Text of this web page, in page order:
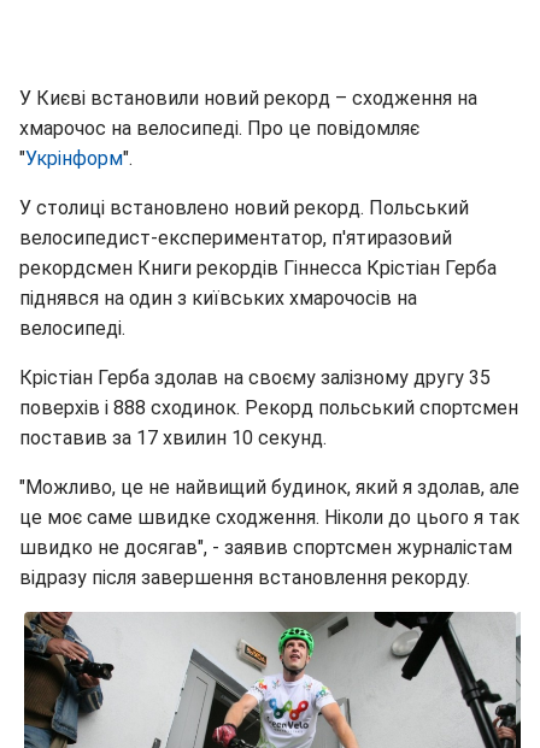
У Києві встановили новий рекорд – сходження на
хмарочос на велосипеді. Про це повідомляє
"Укрінформ".
У столиці встановлено новий рекорд. Польський
велосипедист-експериментатор, п'ятиразовий
рекордсмен Книги рекордів Гіннесса Крістіан Герба
піднявся на один з київських хмарочосів на
велосипеді.
Крістіан Герба здолав на своєму залізному другу 35
поверхів і 888 сходинок. Рекорд польський спортсмен
поставив за 17 хвилин 10 секунд.
"Можливо, це не найвищий будинок, який я здолав, але
це моє саме швидке сходження. Ніколи до цього я так
швидко не досягав", - заявив спортсмен журналістам
відразу після завершення встановлення рекорду.